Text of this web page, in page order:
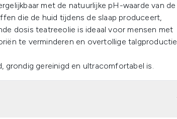
met de natuurlijke pH-waarde van de
die de huid tijdens de slaap produceert,
dosis teatreeolie is ideaal voor mensen met
te verminderen en overtollige talgproductie
grondig gereinigd en ultracomfortabel is.